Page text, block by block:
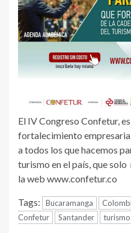
El IV Congreso Confetur,
fortalecimiento
a todos los que hacemos
turismo en el país, que
la web www.confetur.co
Tags: Bucaramanga
Confetur
Santander turismo